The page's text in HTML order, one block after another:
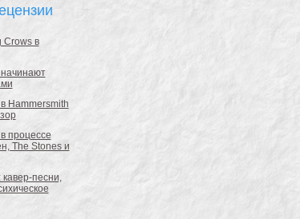
Crows в
Hammersmith
процессе
The Stones и
песни,